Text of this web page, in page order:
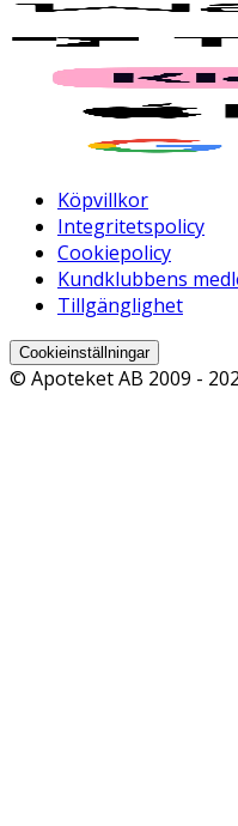
Köpvillkor
Integritetspolicy
Cookiepolicy
Kundklubbens
Tillgänglighet
Cookieinställningar
© Apoteket AB 2009 -